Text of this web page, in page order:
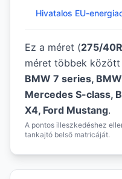
Hivatalos EU-
Ez a méret (275/
méret többek
BMW 7 series,
Mercedes S-class,
X4, Ford Mustang.
A pontos illeszkedéshez
tankajtó belső matricáját.